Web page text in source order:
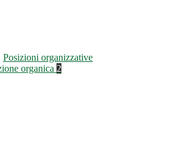
Posizioni organizzative
organica 2